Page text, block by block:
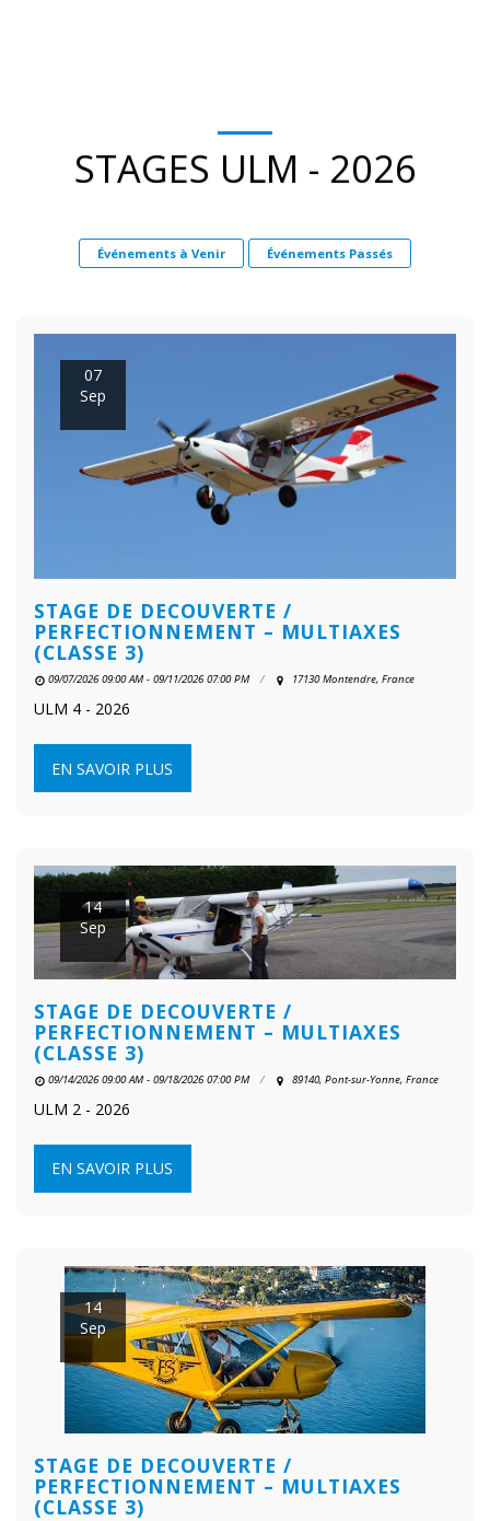
STAGES ULM - 2026
Événements à Venir Événements Passés
07
Sep
STAGE DE DECOUVERTE /
PERFECTIONNEMENT – MULTIAXES
(CLASSE 3)
09/07/2026 09:00 AM - 09/11/2026 07:00 PM 17130 Montendre, France
ULM 4 - 2026
EN SAVOIR PLUS
14
Sep
STAGE DE DECOUVERTE /
PERFECTIONNEMENT – MULTIAXES
(CLASSE 3)
09/14/2026 09:00 AM - 09/18/2026 07:00 PM 89140, Pont-sur-Yonne, France
ULM 2 - 2026
EN SAVOIR PLUS
14
Sep
STAGE DE DECOUVERTE /
PERFECTIONNEMENT – MULTIAXES
(CLASSE 3)